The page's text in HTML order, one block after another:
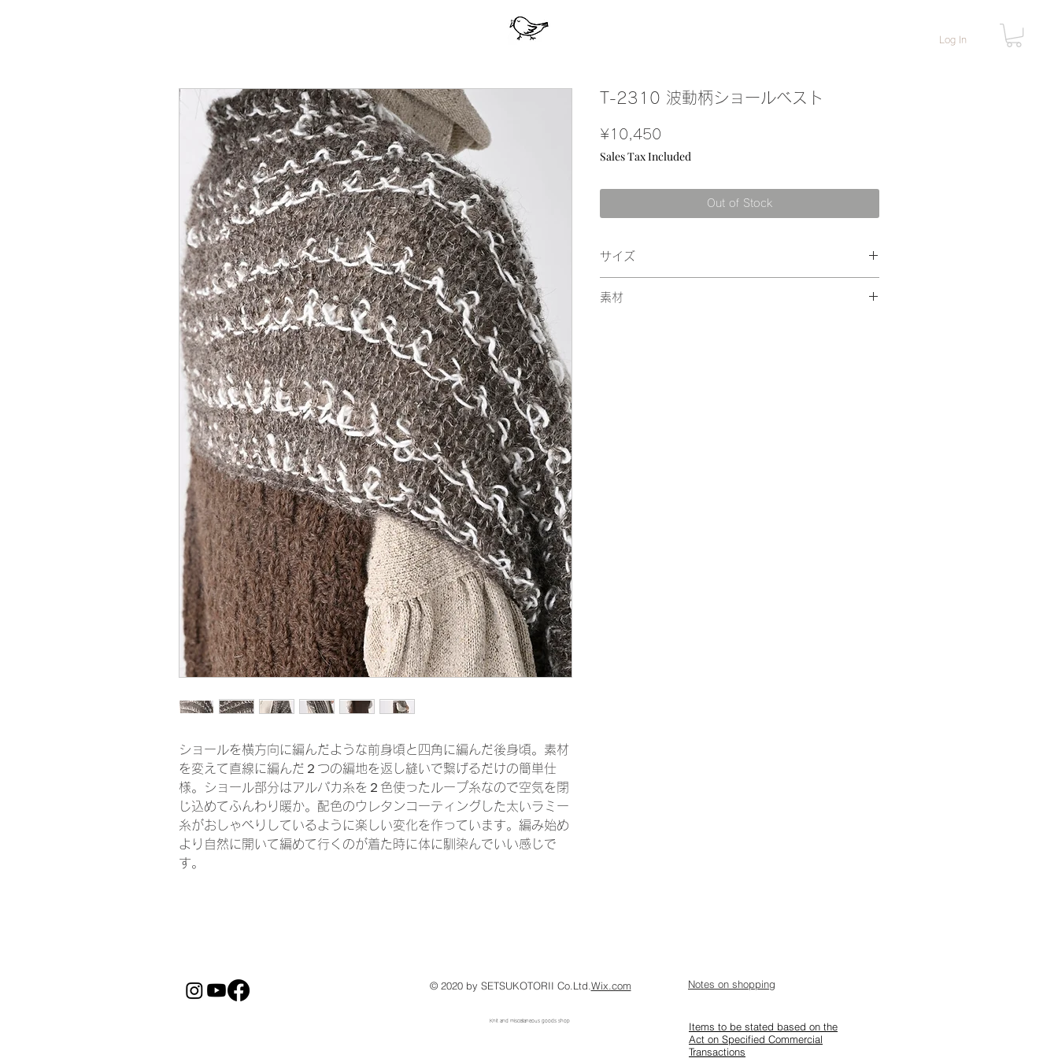
Log In
ショールを横方向に編んだような前身頃と四角に編んだ後身頃。素材
を変えて直線に編んだ２つの編地を返し縫いで繋げるだけの簡単仕
様。ショール部分はアルパカ糸を２色使ったループ糸なので空気を閉
じ込めてふんわり暖か。配色のウレタンコーティングした太いラミー
糸がおしゃべりしているように楽しい変化を作っています。編み始め
より自然に開いて編めて行くのが着た時に体に馴染んでいい感じで
す。
T-2310 波動柄ショールベスト
¥10,450
Sales Tax Included
Out of Stock
サイズ
ショール部分幅30cm
素材
​Notes on shopping
© 2020 by SETSUKOTORII Co.Ltd. Wix.com
​ Knit and miscellaneous goods shop
​Items to be stated based on the
Act on Specified Commercial
Transactions